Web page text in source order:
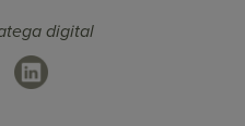
digital
LinkedIn